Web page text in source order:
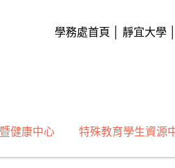
學務處首頁 靜宜大學
健康中心 特殊教育學生資源